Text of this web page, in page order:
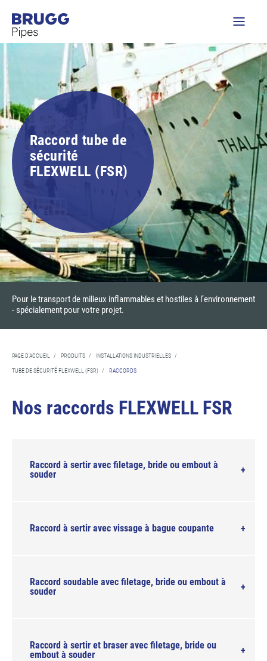
Raccord tube de
sécurité
FLEXWELL (FSR)
Pour le transport de milieux inflammables et hostiles à l’environnement
- spécialement pour votre projet.
PAGE D'ACCUEIL / PRODUITS / INSTALLATIONS INDUSTRIELLES /
TUBE DE SÉCURITÉ FLEXWELL (FSR) / RACCORDS
Nos raccords FLEXWELL FSR
Raccord à sertir avec filetage, bride ou embout à
souder
Raccord à sertir avec vissage à bague coupante
Raccord soudable avec filetage, bride ou embout à
souder
Raccord à sertir et braser avec filetage, bride ou
embout à souder